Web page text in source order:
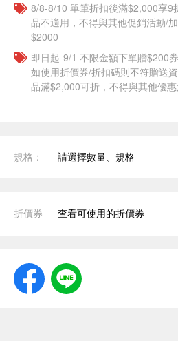
8/8-8/10 單筆折扣後滿$2,000享9
品不適用，不得與其他促銷活動/
$2000
即日起-9/1 不限金額下單贈$200
如使用折價券/折扣碼則不符贈送
品滿$2,000可折，不得與其他優
規格： 請選擇數量、規格
折價券 查看可使用的折價券